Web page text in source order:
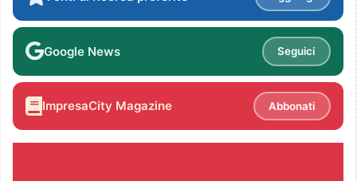
Google News Seguici
ImpresaCity Magazine Abbonati